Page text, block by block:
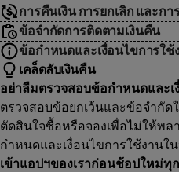
การคืนเงิน การยกเลิก และกา
ข้อจำกัดการติดตามเงินคืน
ข้อกำหนดและเงื่อนไขการใช้
เคล็ดลับเงินคืน
อย่าลืมตรวจสอบข้อกำหนดและเ
ตรวจสอบข้อยกเว้นและข้อจำกัด
ตัดสินใจซื้อหรือจองเพื่อไม่ให้พ
กำหนดและเงื่อนไขการใช้งาน
เข้าแอปฯของเราก่อนช้อปใหม่ทุ